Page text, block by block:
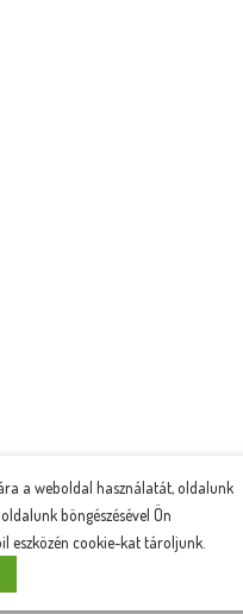
használata viszont nem
a weboldal használatát, oldalunk
böngészésével Ön
eszközén cookie-kat tároljunk.